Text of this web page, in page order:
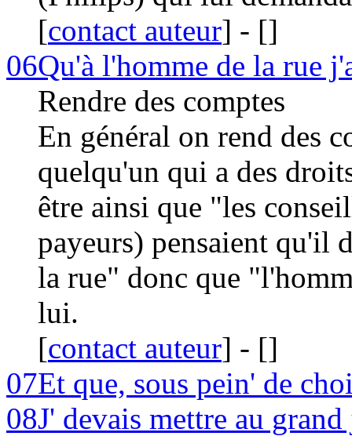
[contact auteur] - []
06Qu'à l'homme de la rue
Rendre des comptes
En général on rend des
quelqu'un qui a des
être ainsi que "les
payeurs) pensaient qu'il
la rue" donc que
lui.
[contact auteur] - []
07Et que, sous pein' de
08J' devais mettre au